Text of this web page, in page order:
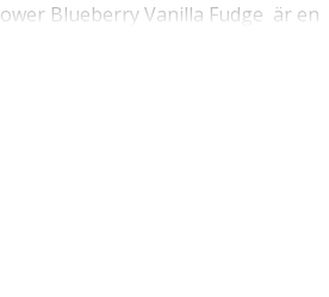
Blueberry Vanilla Fudge är en
ingredienser såsom avokadoolja
mjukgör och återfuktar huden.
kroppen med varsamma, cirkulära
huden effektivt samt